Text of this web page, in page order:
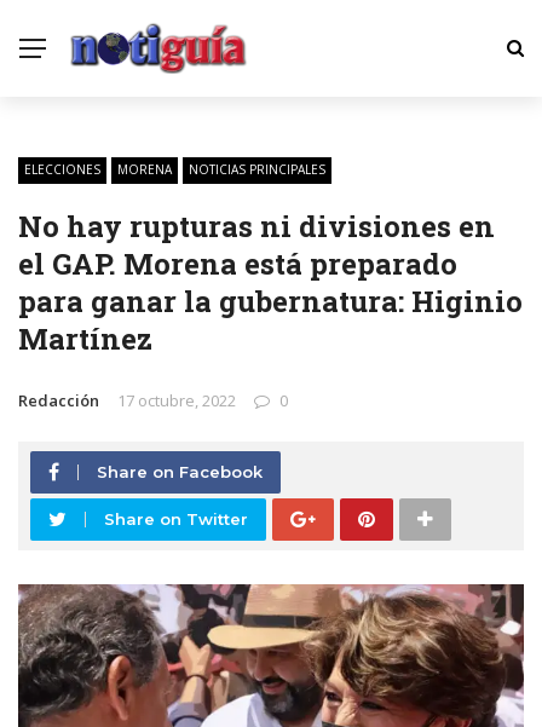
ELECCIONES MORENA NOTICIAS PRINCIPALES
No hay rupturas ni divisiones en
el GAP. Morena está preparado
para ganar la gubernatura: Higinio
Martínez
Redacción 17 octubre, 2022 0
Share on Facebook
Share on Twitter